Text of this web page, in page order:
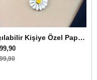
Açılabilir Kişiye Özel Papatya Kolye